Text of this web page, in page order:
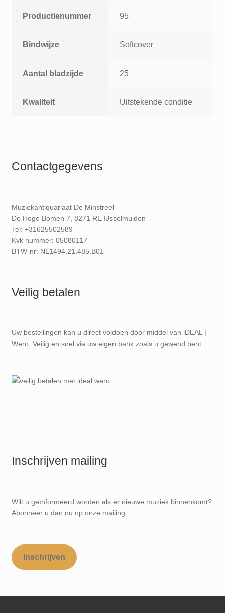
Productienummer 95
Bindwijze Softcover
Aantal bladzijde 25
Kwaliteit Uitstekende conditie
Contactgegevens
Muziekantiquariaat De Minstreel
De Hoge Bomen 7, 8271 RE IJsselmuiden
Tel: +31625502589
Kvk nummer: 05080117
BTW-nr: NL1494.21.485.B01
Veilig betalen
Uw bestellingen kan u direct voldoen door middel van iDEAL |
Wero. Veilig en snel via uw eigen bank zoals u gewend bent.
Inschrijven mailing
Wilt u geïnformeerd worden als er nieuwe muziek binnenkomt?
Abonneer u dan nu op onze mailing.
Inschrijven